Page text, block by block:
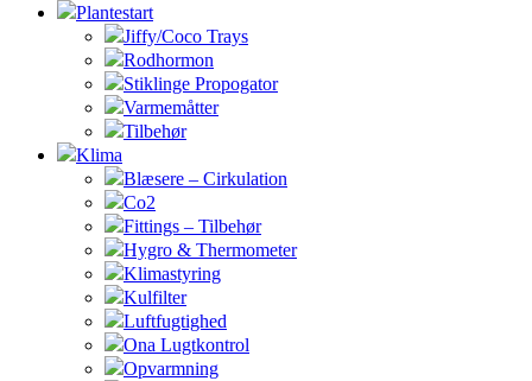
Plantestart
Jiffy/Coco Trays
Rodhormon
Stiklinge Propogator
Varmemåtter
Tilbehør
Klima
Blæsere – Cirkulation
Co2
Fittings – Tilbehør
Hygro & Thermometer
Klimastyring
Kulfilter
Luftfugtighed
Ona Lugtkontrol
Opvarmning